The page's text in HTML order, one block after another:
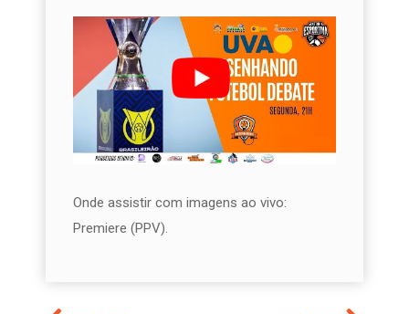
Onde assistir com imagens ao vivo:
Premiere (PPV).